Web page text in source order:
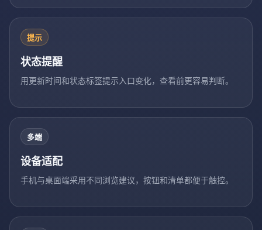
提示
状态提醒
用更新时间和状态标签提示入口变化，查看前更容易判断。
多端
设备适配
手机与桌面端采用不同浏览建议，按钮和清单都便于触控。